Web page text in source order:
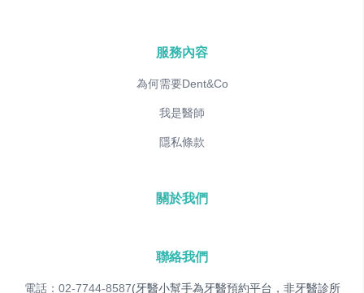
服務內容
為何需要Dent&Co
我是醫師
隱私條款
關於我們
聯絡我們
電話：02-7744-8587(牙醫小幫手為牙醫預約平台，非牙醫診所